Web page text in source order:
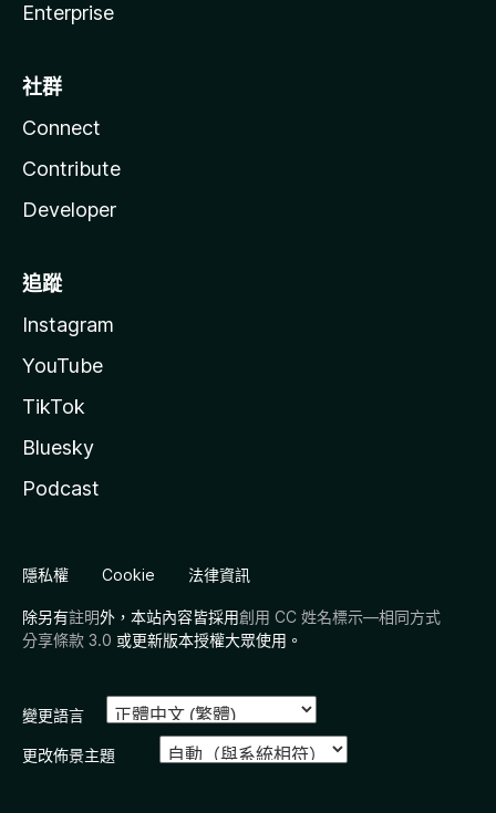
Enterprise
社群
Connect
Contribute
Developer
追蹤
Instagram
YouTube
TikTok
Bluesky
Podcast
隱私權 Cookie 法律資訊
除另有註明外，本站內容皆採用創用 CC 姓名標示—相同方式
分享條款 3.0 或更新版本授權大眾使用。
變更語言
更改佈景主題